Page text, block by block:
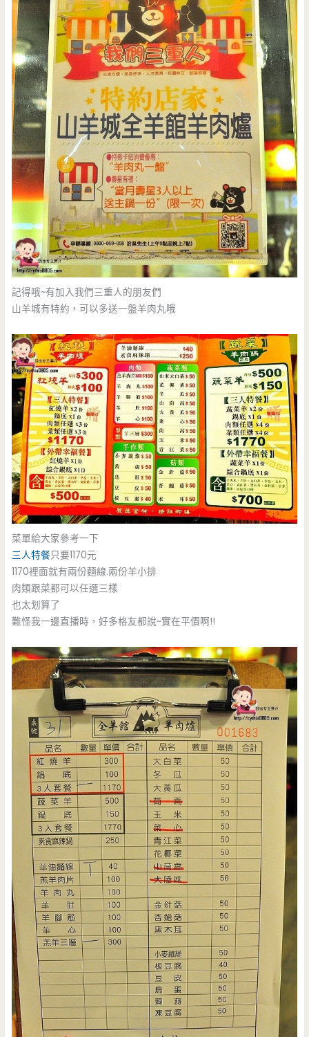
記得哦~有加入我們三重人的朋友們
山羊城有特約，可以多送一盤羊肉丸哦
菜單給大家參考一下
三人特餐只要1170元
1170裡面就有兩份麵線.兩份羊小排
肉類跟菜都可以任選三樣
也太划算了
難怪我一邊直播時，好多格友都說~實在平價啊!!